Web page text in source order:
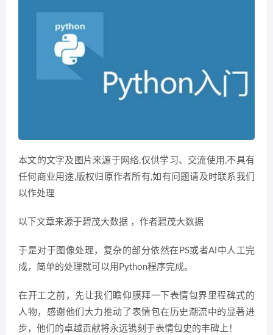
本文的文字及图片来源于网络,仅供学习、交流使用,不具有
任何商业用途,版权归原作者所有,如有问题请及时联系我们
以作处理
以下文章来源于碧茂大数据 ，作者碧茂大数据
于是对于图像处理，复杂的部分依然在PS或者AI中人工完
成，简单的处理就可以用Python程序完成。
在开工之前，先让我们瞻仰膜拜一下表情包界里程碑式的
人物，感谢他们大力推动了表情包在历史潮流中的显著进
步，他们的卓越贡献将永远镌刻于表情包史的丰碑上！